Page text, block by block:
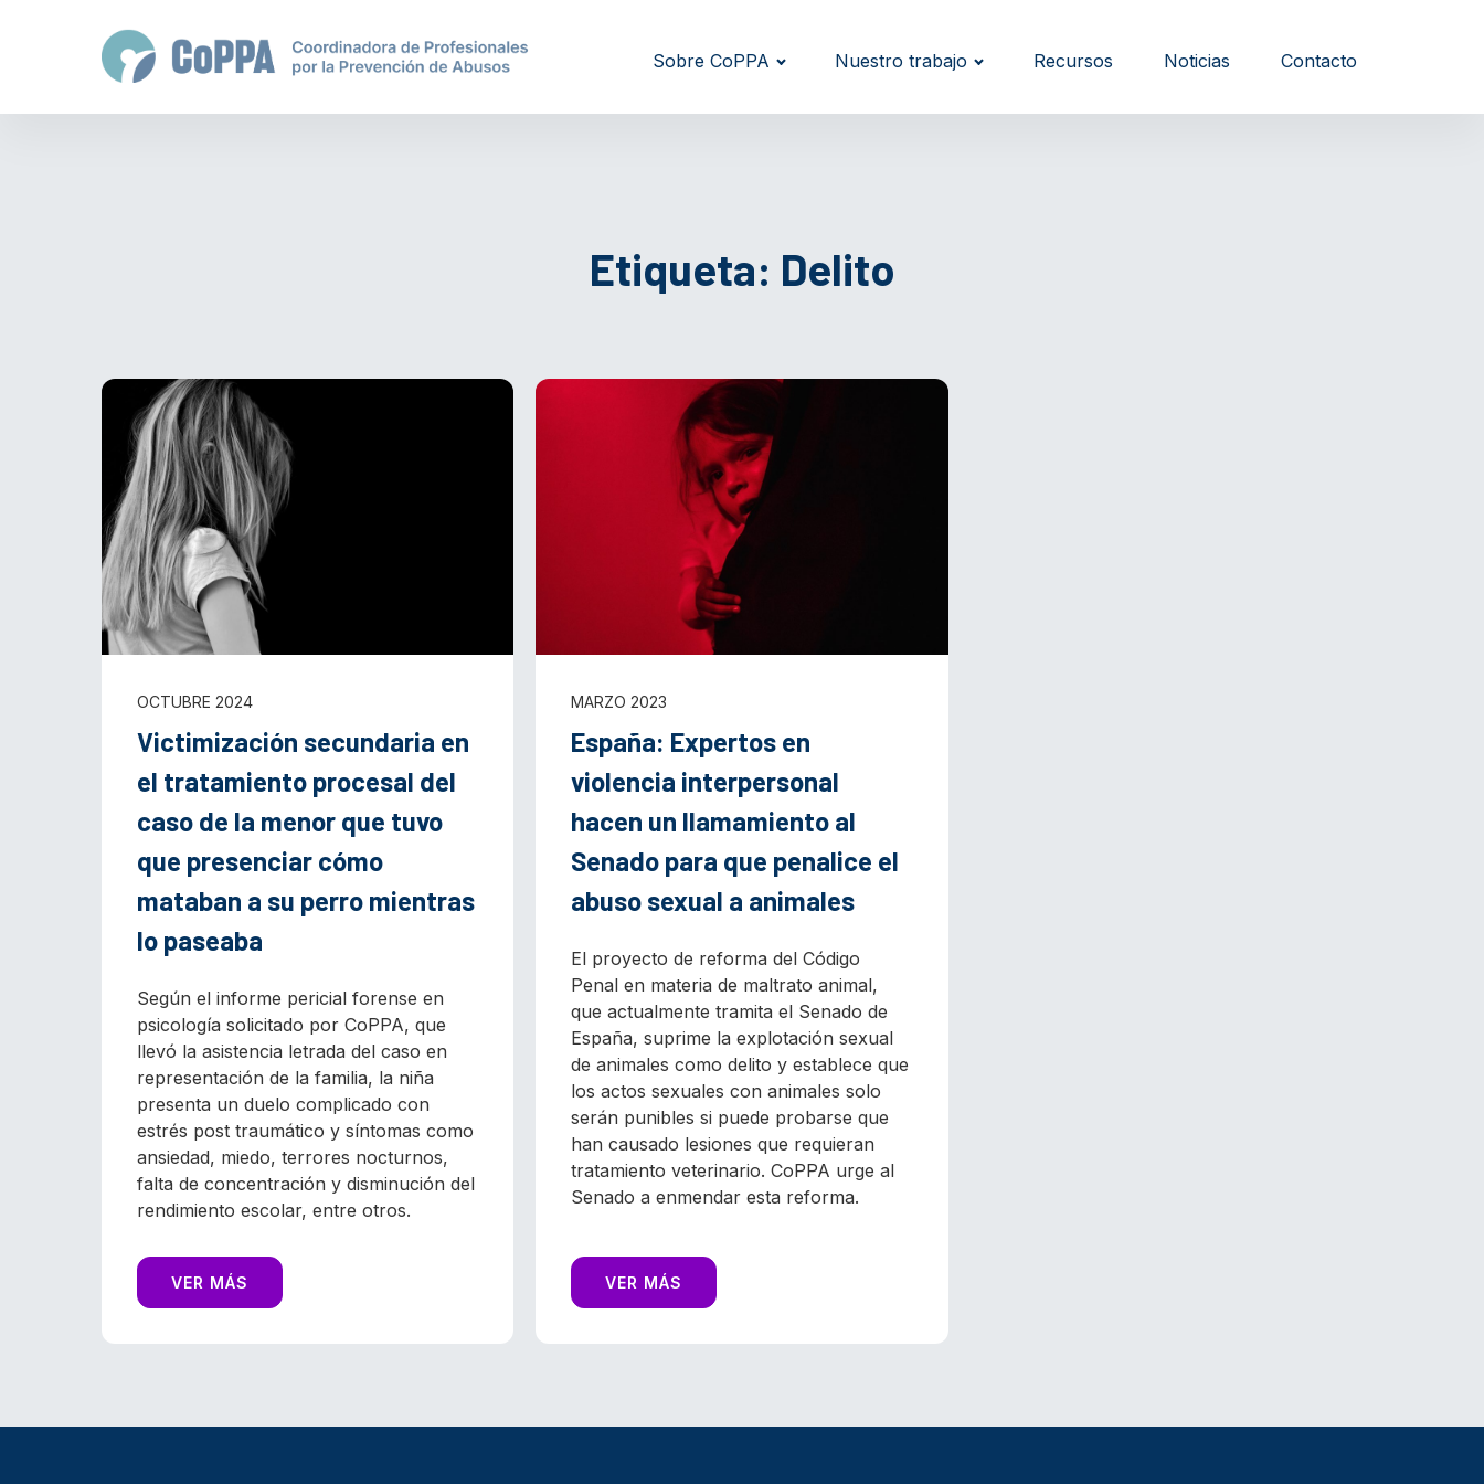
Sobre CoPPA Nuestro trabajo Recursos Noticias Contacto
Etiqueta: Delito
OCTUBRE 2024
Victimización secundaria en
el tratamiento procesal del
caso de la menor que tuvo
que presenciar cómo
mataban a su perro mientras
lo paseaba
Según el informe pericial forense en
psicología solicitado por CoPPA, que
llevó la asistencia letrada del caso en
representación de la familia, la niña
presenta un duelo complicado con
estrés post traumático y síntomas como
ansiedad, miedo, terrores nocturnos,
falta de concentración y disminución del
rendimiento escolar, entre otros.
VER MÁS
MARZO 2023
España: Expertos en
violencia interpersonal
hacen un llamamiento al
Senado para que penalice el
abuso sexual a animales
El proyecto de reforma del Código
Penal en materia de maltrato animal,
que actualmente tramita el Senado de
España, suprime la explotación sexual
de animales como delito y establece que
los actos sexuales con animales solo
serán punibles si puede probarse que
han causado lesiones que requieran
tratamiento veterinario. CoPPA urge al
Senado a enmendar esta reforma.
VER MÁS